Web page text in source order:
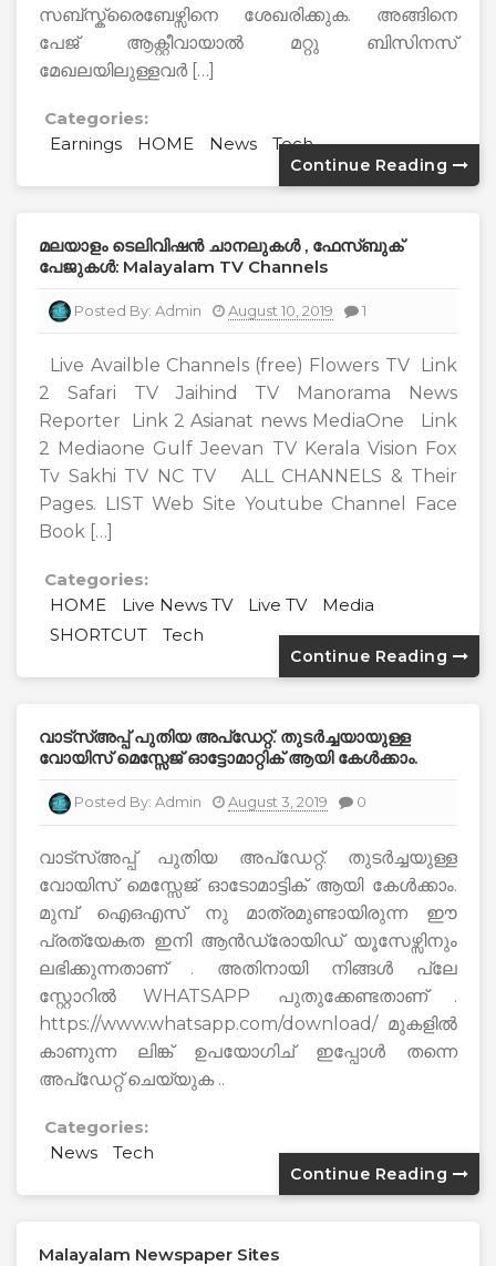
സബ്സ്ക്രൈബേഴ്സിനെ ശേഖരിക്കുക. അങ്ങിനെ
പേജ് ആക്റ്റീവായാൽ മറ്റു ബിസിനസ്
മേഖലയിലുള്ളവർ […]
Categories:
Earnings
HOME News Tech
Continue Reading
മലയാളം ടെലിവിഷൻ ചാനലുകൾ , ഫേസ്ബുക്
പേജുകൾ: Malayalam TV Channels
Posted By: Admin August 10, 2019 1
Live Availble Channels (free) Flowers TV Link
2 Safari TV Jaihind TV Manorama News
Reporter Link 2 Asianat news MediaOne Link
2 Mediaone Gulf Jeevan TV Kerala Vision Fox
Tv Sakhi TV NC TV ALL CHANNELS & Their
Pages. LIST Web Site Youtube Channel Face
Book […]
Categories:
HOME
Live News TV Live TV
Media
SHORTCUT
Tech
Continue Reading
വാട്സ്അപ്പ് പുതിയ അപ്ഡേറ്റ്. തുടര്‍ച്ചയായുള്ള
വോയിസ്‌ മെസ്സേജ് ഓട്ടോമാറ്റിക് ആയി കേള്‍ക്കാം.
Posted By: Admin August 3, 2019 0
വാട്സ്അപ്പ് പുതിയ അപ്ഡേറ്റ്. തുടര്‍ച്ചയുള്ള
വോയിസ്‌ മെസ്സേജ് ഓടോമാട്ടിക് ആയി കേള്‍ക്കാം.
മുമ്പ് ഐഒഎസ് നു മാത്രമുണ്ടായിരുന്ന ഈ
പ്രത്യേകത ഇനി ആൻഡ്രോയിഡ് യൂസേഴ്സിനും
ലഭിക്കുന്നതാണ് . അതിനായി നിങ്ങൾ പ്ലേ
സ്റ്റോറിൽ WHATSAPP പുതുക്കേണ്ടതാണ് .
https://www.whatsapp.com/download/ മുകളിൽ
കാണുന്ന ലിങ്ക് ഉപയോഗിച് ഇപ്പോൾ തന്നെ
അപ്ഡേറ്റ് ചെയ്യുക ..
Categories:
News
Tech
Continue Reading
Malayalam Newspaper Sites